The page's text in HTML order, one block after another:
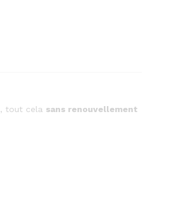
, tout cela sans renouvellement